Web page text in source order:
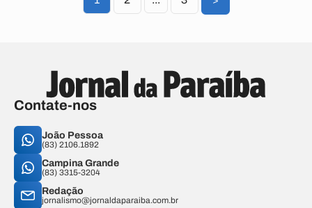
Contate-nos
João Pessoa
(83) 2106.1892
Campina Grande
(83) 3315-3204
Redação
jornalismo@jornaldaparaiba.com.br